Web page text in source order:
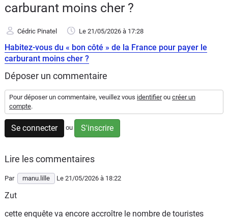
d'achat
Electriques
Utilitaires
Flottes
Auto
Forum
Moto
carburant moins cher ?
Cédric Pinatel Le 21/05/2026 à 17:28
Habitez-vous du « bon côté » de la France pour payer le
carburant moins cher ?
Déposer un commentaire
Pour déposer un commentaire, veuillez vous identifierou créer un
compte.
Se connecter ou S'inscrire
Lire les commentaires
Par manu.lille Le 21/05/2026 à 18:22
Zut
cette enquête va encore accroître le nombre de touristes